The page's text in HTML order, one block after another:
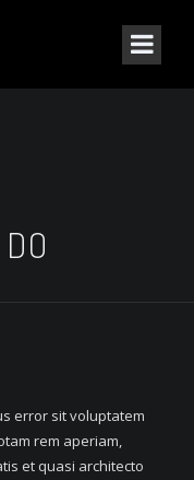
error sit voluptatem
rem aperiam,
et quasi architecto